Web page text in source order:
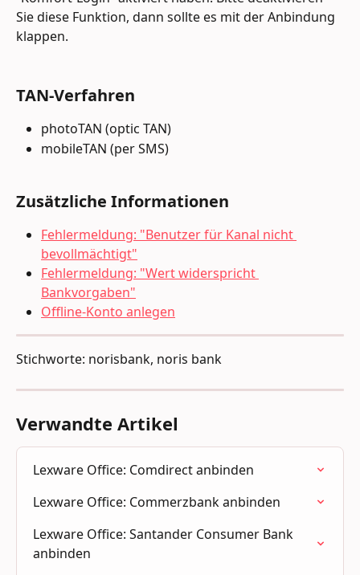
Sie diese Funktion, dann sollte es mit der Anbindung
klappen.
TAN-Verfahren
photoTAN (optic TAN)
mobileTAN (per SMS)
Zusätzliche Informationen
Fehlermeldung: "Benutzer für Kanal nicht
bevollmächtigt"
Fehlermeldung: "Wert widerspricht
Bankvorgaben"
Offline-Konto anlegen
Stichworte: norisbank, noris bank
Verwandte Artikel
Lexware Office: Comdirect anbinden
Lexware Office: Commerzbank anbinden
Lexware Office: Santander Consumer Bank
anbinden